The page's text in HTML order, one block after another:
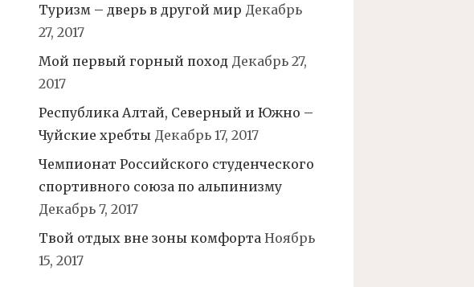
Туризм – дверь в другой мир Декабрь
27, 2017
Мой первый горный поход Декабрь 27,
2017
Республика Алтай, Северный и Южно –
Чуйские хребты Декабрь 17, 2017
Чемпионат Российского студенческого
спортивного союза по альпинизму
Декабрь 7, 2017
Твой отдых вне зоны комфорта Ноябрь
15, 2017